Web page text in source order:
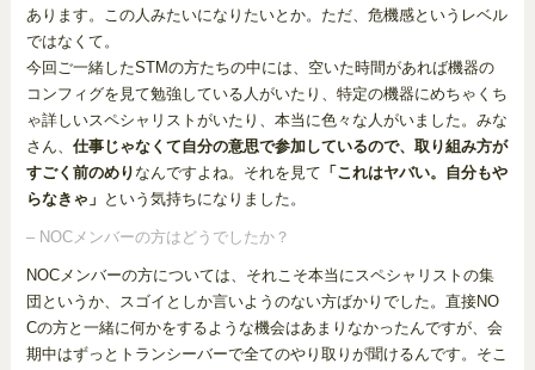
あります。この人みたいになりたいとか。ただ、危機感というレベル
ではなくて。
今回ご一緒したSTMの方たちの中には、空いた時間があれば機器の
コンフィグを見て勉強している人がいたり、特定の機器にめちゃくち
ゃ詳しいスペシャリストがいたり、本当に色々な人がいました。みな
さん、 仕事じゃなくて自分の意思で参加しているので、取り組み方が
すごく前のめり なんですよね。それを見て 「これはヤバい。自分もや
らなきゃ」 という気持ちになりました。
– NOCメンバーの方はどうでしたか？
NOCメンバーの方については、それこそ本当にスペシャリストの集
団というか、スゴイとしか言いようのない方ばかりでした。直接NO
Cの方と一緒に何かをするような機会はあまりなかったんですが、会
期中はずっとトランシーバーで全てのやり取りが聞けるんです。そこ